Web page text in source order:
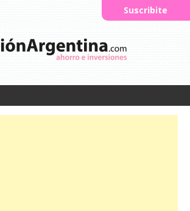
Suscribite